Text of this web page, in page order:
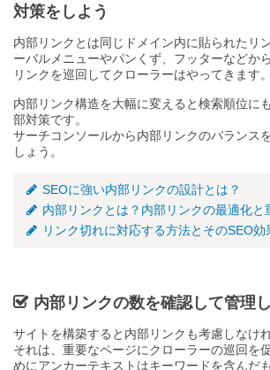
対策をしよう
内部リンクとは同じドメイン内に貼られたリ
ーバルメニューやパンくず、フッターなどか
リンクを巡回してクローラーはやってきます。
内部リンク構造を大幅に変えると検索順位に
部対策です。
サーチコンソールから内部リンクのバランス
しょう。
SEOに強い内部リンクの設計とは？
内部リンクとは？内部リンクの最適化と
リンク切れに対応する方法とそのSEO効
内部リンクの数を確認して管理
サイトを構築すると内部リンクも考慮しなけ
それは、重要なページにクローラーの巡回を
めにアンカーテキストはキーワードを含んだ